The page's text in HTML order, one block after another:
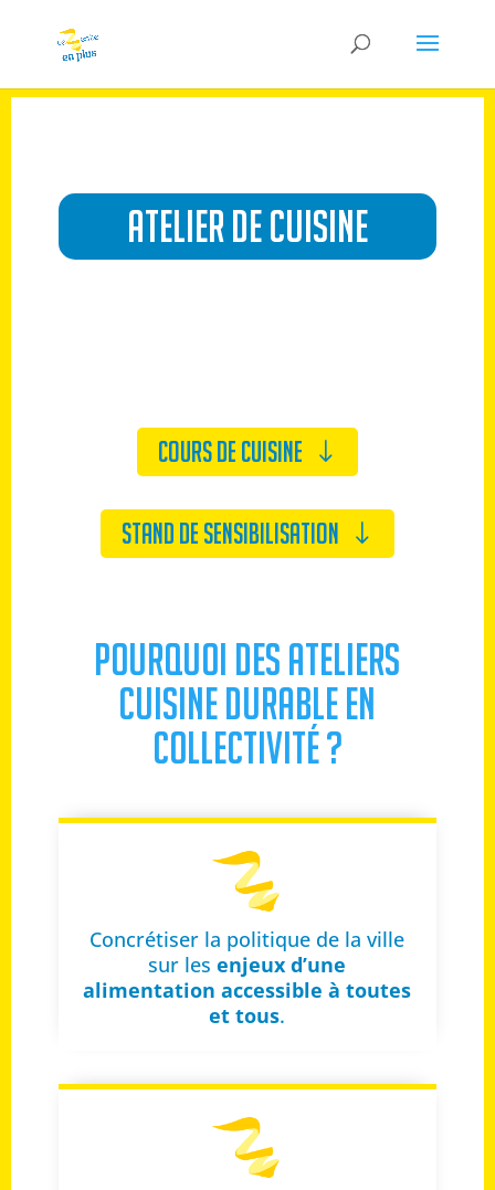
ATELIER DE CUISINE
COURS DE CUISINE
STAND DE SENSIBILISATION
Pourquoi des ateliers
cuisine durable en
collectivité ?
Concrétiser la politique de la ville
sur lesenjeux d’une
alimentation accessible à toutes
et tous.